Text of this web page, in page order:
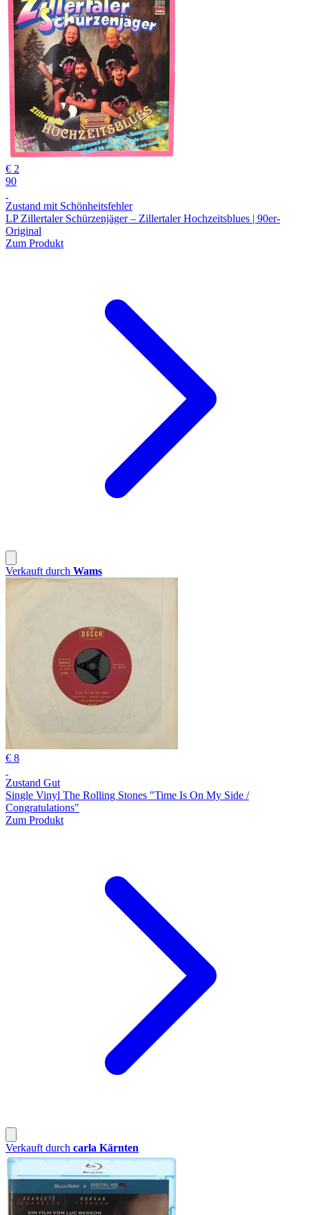
€ 2
90
Zustand mit Schönheitsfehler
LP Zillertaler Schürzenjäger – Zillertaler Hochzeitsblues | 90er-
Original
Zum Produkt
Verkauft durch Wams
€ 8
Zustand Gut
Single Vinyl The Rolling Stones "Time Is On My Side /
Congratulations"
Zum Produkt
Verkauft durch carla Kärnten